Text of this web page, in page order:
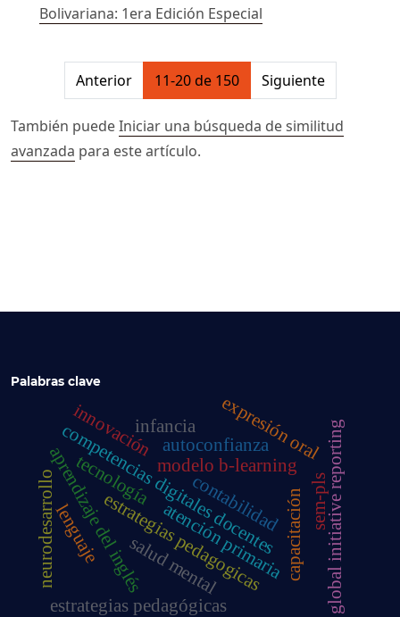
Bolivariana: 1era Edición Especial
##issue.pagination##
Anterior 11-20 de 150 Siguiente
También puedeIniciar una búsqueda de similitud
avanzada para este artículo.
Palabras clave
modelo b-learning
competencias digitales docentes
tecnología
capacitación
innovación
aprendizaje del inglés
expresión oral
autoconfianza
estrategias pedagógicas
estrategias pedagogicas
neurodesarrollo salud mental
atención primaria
contabilidad global initiative reporting
sem-pls
infancia
lenguaje